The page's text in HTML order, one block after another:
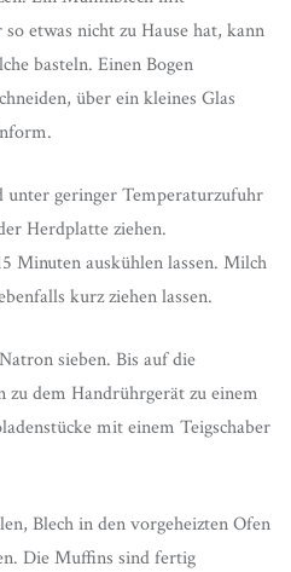
etwas nicht zu Hause hat, kann
basteln. Einen Bogen
über ein kleines Glas
unter geringer Temperaturzufuhr
Herdplatte ziehen.
Minuten auskühlen lassen. Milch
kurz ziehen lassen.
sieben. Bis auf die
zu dem Handrührgerät zu einem
mit einem Teigschaber
Blech in den vorgeheizten Ofen
Die Muffins sind fertig